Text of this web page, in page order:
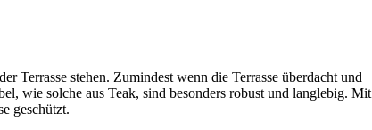
Terrasse stehen. Zumindest wenn die Terrasse überdacht und
wie solche aus Teak, sind besonders robust und langlebig. Mit
geschützt.